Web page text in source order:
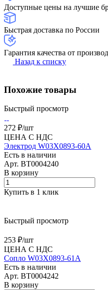
Доступные цены на лучшие
Быстрая доставка по России
Гарантия качества от
Назад к списку
Похожие товары
Быстрый просмотр
272 ₽/шт
ЦЕНА С НДС
Электрод W03X0893-60A
Есть в наличии
Арт. BT0004240
В корзину
Купить в 1 клик
Быстрый просмотр
253 ₽/шт
ЦЕНА С НДС
Сопло W03X0893-61A
Есть в наличии
Арт. BT0004242
В корзину